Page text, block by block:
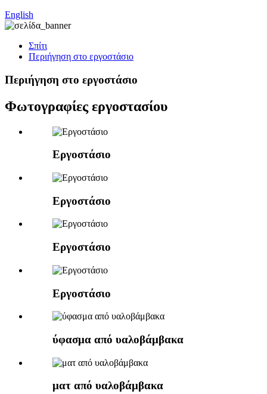
English
Σπίτι
Περιήγηση στο εργοστάσιο
Περιήγηση στο εργοστάσιο
Φωτογραφίες εργοστασίου
Εργοστάσιο
Εργοστάσιο
Εργοστάσιο
Εργοστάσιο
ύφασμα από υαλοβάμβακα
ματ από υαλοβάμβακα